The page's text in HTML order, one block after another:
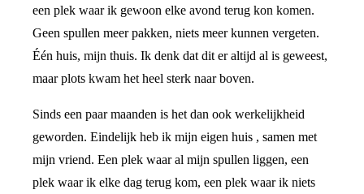
een plek waar ik gewoon elke avond terug kon komen.
Geen spullen meer pakken, niets meer kunnen vergeten.
Één huis, mijn thuis. Ik denk dat dit er altijd al is geweest,
maar plots kwam het heel sterk naar boven.
Sinds een paar maanden is het dan ook werkelijkheid
geworden. Eindelijk heb ik mijn eigen huis , samen met
mijn vriend. Een plek waar al mijn spullen liggen, een
plek waar ik elke dag terug kom, een plek waar ik niets